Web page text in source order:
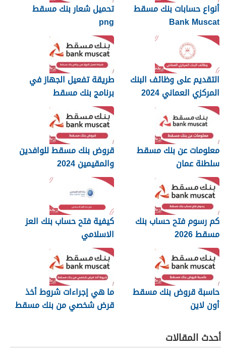
أنواع حسابات بنك مسقط
Bank Muscat
تحميل شعار بنك مسقط
png
التقديم على وظائف البنك
المركزي العماني 2024
طريقة تفعيل الجهاز في
برنامج بنك مسقط
معلومات عن بنك مسقط
سلطنة عمان
قروض بنك مسقط للوافدين
والمقيمين 2024
كم رسوم فتح حساب بنك
مسقط 2026
كيفية فتح حساب بنك العز
الاسلامي
حاسبة قروض بنك مسقط
أون لاين
ما هي إجراءات شروط أخذ
قرض شخصي من بنك مسقط
أحدث المقالات